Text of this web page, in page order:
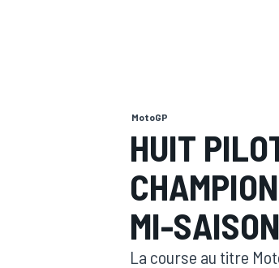
MOTOGP
MotoGP
HUIT
MI-SAISON
La course au titre